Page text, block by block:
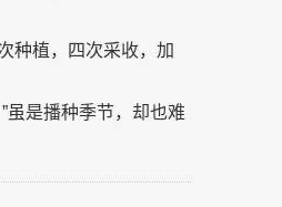
种植，四次采收，加
虽是播种季节，却也难